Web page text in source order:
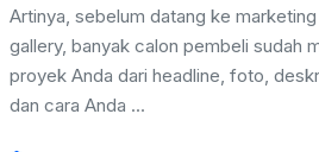
Artinya, sebelum datang ke marketing
gallery, banyak calon pembeli sudah
proyek Anda dari headline, foto,
dan cara Anda ...